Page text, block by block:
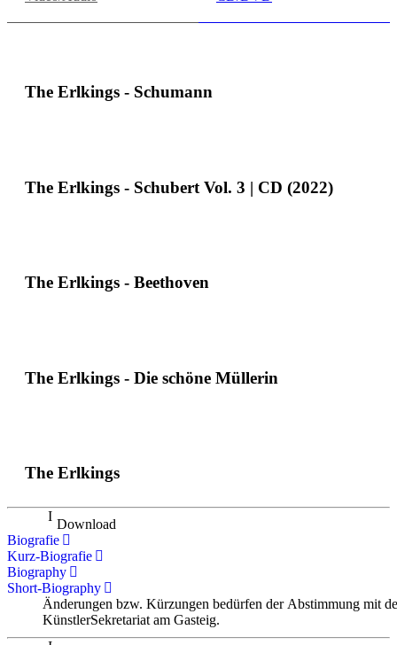
The Erlkings - Schumann
The Erlkings - Schubert Vol. 3 | CD (2022)
The Erlkings - Beethoven
The Erlkings - Die schöne Müllerin
The Erlkings
Download
Biografie
Kurz-Biografie
Biography
Short-Biography
Änderungen bzw. Kürzungen bedürfen der Abstimmung mit
KünstlerSekretariat am Gasteig.